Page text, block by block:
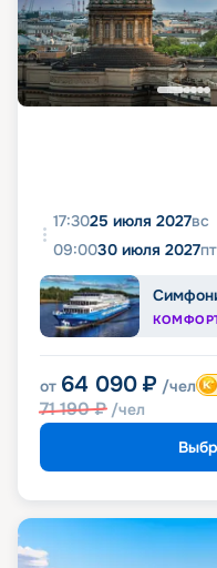
17:3025 июля 2027вс
09:0030 июля 2027пт
от 64 090 ₽ /чел
71 190₽ /чел